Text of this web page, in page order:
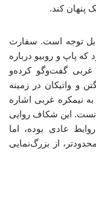
پنهان کند.
قابل توجه است. سفارت
پاپ و روبیو درباره
گفت‌وگو کرده‌و
و واتیکان در زمینه
به نیمکره غربی اشاره
این شکاف روایی
عادی بوده، اما
از بزرگ‌نمایی